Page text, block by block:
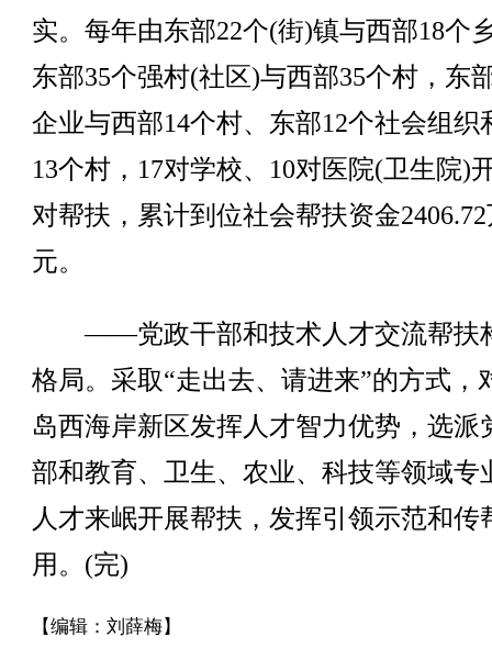
实。每年由东部22个(街)镇与西部18个
东部35个强村(社区)与西部35个村，东
企业与西部14个村、东部12个社会组织
13个村，17对学校、10对医院(卫生院)
对帮扶，累计到位社会帮扶资金
元。
——党政干部和技术人才交流帮扶
格局。采取“走出去、请进来”的方式，
岛西海岸新区发挥人才智力优势，选派
部和教育、卫生、农业、科技等领域专
人才来岷开展帮扶，发挥引领示范和传
用。(完)
【编辑：刘薛梅】